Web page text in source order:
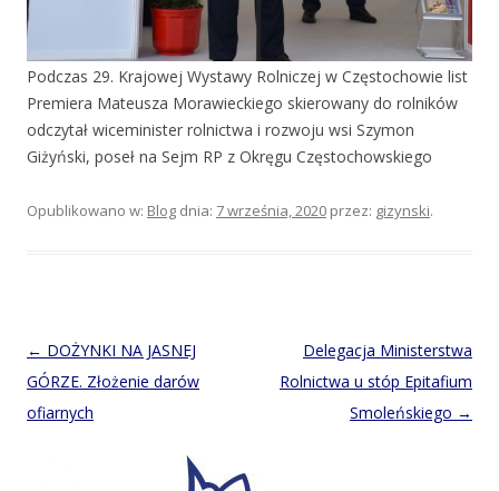
Podczas 29. Krajowej Wystawy Rolniczej w Częstochowie list
Premiera Mateusza Morawieckiego skierowany do rolników
odczytał wiceminister rolnictwa i rozwoju wsi Szymon
Giżyński, poseł na Sejm RP z Okręgu Częstochowskiego
Opublikowano w: Blog dnia: 7 września, 2020 przez: gizynski.
Post
navigation
← DOŻYNKI NA JASNEJ
GÓRZE. Złożenie darów
ofiarnych
Delegacja Ministerstwa
Rolnictwa u stóp Epitafium
Smoleńskiego →